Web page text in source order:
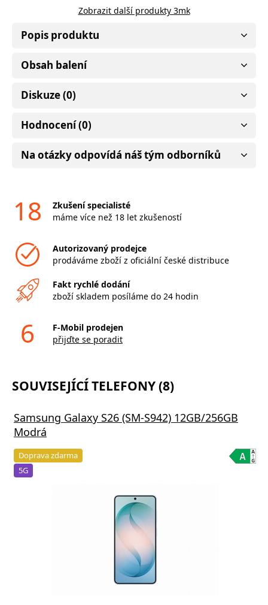
Zobrazit další produkty 3mk
Popis produktu
Obsah balení
Diskuze (0)
Hodnocení (0)
Na otázky odpovídá náš tým odborníků
18
Zkušení specialisté
máme více než 18 let zkušeností
Autorizovaný prodejce
prodáváme zboží z oficiální české distribuce
Fakt rychlé dodání
zboží skladem posíláme do 24 hodin
6
F-Mobil prodejen
přijďte se poradit
SOUVISEJÍCÍ TELEFONY (8)
Samsung Galaxy S26 (SM-S942) 12GB/256GB
Modrá
Doprava zdarma
5G